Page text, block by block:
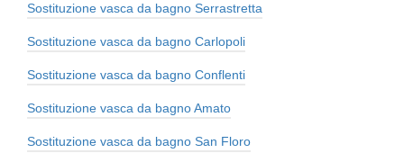
Sostituzione vasca da bagno Serrastretta
Sostituzione vasca da bagno Carlopoli
Sostituzione vasca da bagno Conflenti
Sostituzione vasca da bagno Amato
Sostituzione vasca da bagno San Floro